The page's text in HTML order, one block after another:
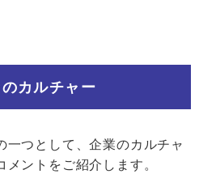
カルチャー
つとして、企業のカルチャ
ントをご紹介します。